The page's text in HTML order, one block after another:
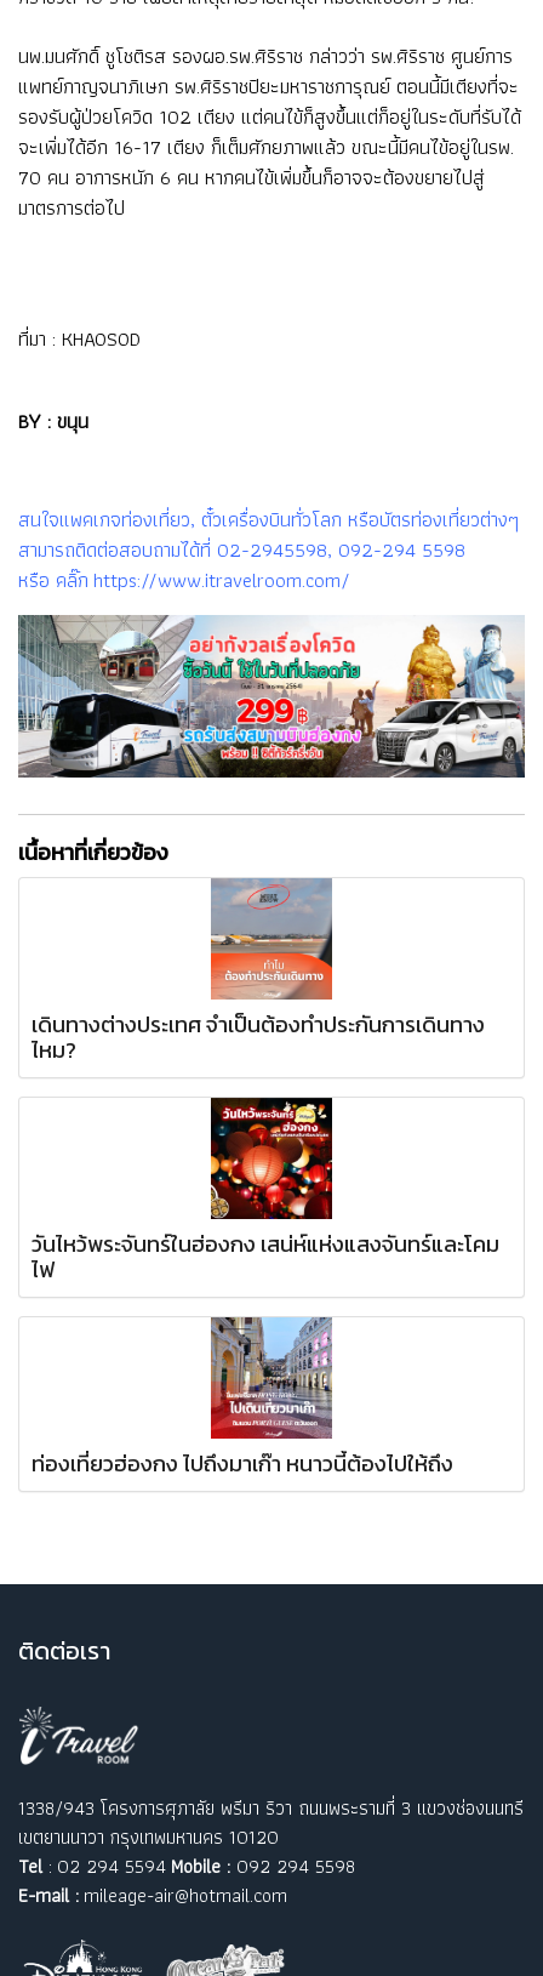
นพ.มนศักดิ์ ชูโชติรส รองผอ.รพ.ศิริราช กล่าวว่า รพ.ศิริราช ศูนย์การ
แพทย์กาญจนาภิเษก รพ.ศิริราชปิยะมหาราชการุณย์ ตอนนี้มีเตียงที่จะ
รองรับผู้ป่วยโควิด 102 เตียง แต่คนไข้ก็สูงขึ้นแต่ก็อยู่ในระดับที่รับได้
จะเพิ่มได้อีก 16-17 เตียง ก็เต็มศักยภาพแล้ว ขณะนี้มีคนไข้อยู่ในรพ.
70 คน อาการหนัก 6 คน หากคนไข้เพิ่มขึ้นก็อาจจะต้องขยายไปสู่
มาตรการต่อไป
ที่มา : KHAOSOD
BY : ขนุน
สนใจแพคเกจท่องเที่ยว, ตั๋วเครื่องบินทั่วโลก หรือบัตรท่องเที่ยวต่างๆ
สามารถติดต่อสอบถามได้ที่ 02-2945598, 092-294 5598
หรือ คลิ๊ก https://www.itravelroom.com/
เนื้อหาที่เกี่ยวข้อง
เดินทางต่างประเทศ จำเป็นต้องทำประกันการเดินทาง
ไหม?
วันไหว้พระจันทร์ในฮ่องกง เสน่ห์แห่งแสงจันทร์และโคม
ไฟ
ท่องเที่ยวฮ่องกง ไปถึงมาเก๊า หนาวนี้ต้องไปให้ถึง
ติดต่อเรา
1338/943 โครงการศุภาลัย พรีมา ริวา ถนนพระรามที่ 3 แขวงช่องนนทรี
เขตยานนาวา กรุงเทพมหานคร 10120
Tel: 02 294 5594 Mobile : 092 294 5598
E-mail : mileage-air@hotmail.com